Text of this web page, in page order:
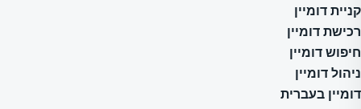
קניית דומיין
רכישת דומיין
חיפוש דומיין
ניהול דומיין
דומיין בעברית